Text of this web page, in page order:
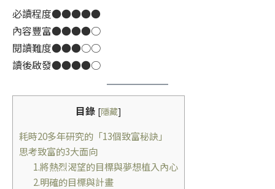
必讀程度●●●●●
內容豐富●●●●○
閱讀難度●●●○○
讀後啟發●●●●○
目錄 [隱藏]
耗時20多年研究的「13個致富秘訣」
思考致富的3大面向
1.將熱烈渴望的目標與夢想植入內心
2.明確的目標與計畫